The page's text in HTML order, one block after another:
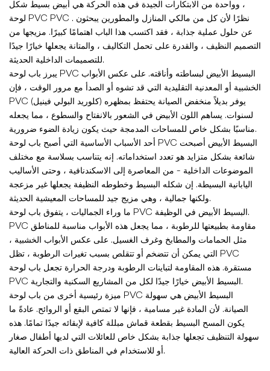
، وواحدة من الابتكارات الجيدة في هذه الحركة هي أبيض بسيط شكل
لوحة PVC PVC . نظرًا لأن كل من مالكي المنازل والمطورين يبحثون
عن حلول عملية جذابة ، فقد اكتسب هذا الباب اهتمامًا كبيرًا. مزيجها من
التصميم النظيف ، والقدرة على تحمل التكاليف ، والمتانة يجعلها خيارًا جيدًا
للتصميمات الداخلية الحديثة.
يبرز باب لوحة PVC البسيط الأبيض لبساطته وأناقته. على عكس الأبواب
الخشبية أو المعدنية التقليدية التي قد تشوه أو الصدأ مع مرور الوقت ، فإن
PVC (كلوريد البولي فينيل) يوفر بديلاً منخفض الصيانة يحتفظ بمظهره
لسنوات. يساهم اللون الأبيض في الشعور بالانفتاح والسطوع ، مما يجعله
مناسبًا بشكل خاص للمساحات المدمجة حيث يكون زيادة الضوء ضرورية.
أحد الأسباب الأساسية التي أصبح باب لوحة PVC البسيط الأبيض أصبحت
شائعة بشكل متزايد هو تعدد استخداماته. إنه يتناسب بسلاسة مع مختلف
الموضوعات الداخلية - من المعاصرة إلى الاسكندنافية ، وحتى الأساليب
اليابانية البسيطة. إن شكله البسيط وخطوطه النظيفة يجعلها غير مزعجة
ولكنها جمالية ، وهي مزيج جيد للمساحات المعيشية الحديثة.
ما وراء الجماليات ، يتفوق باب لوحة PVC البسيط الأبيض في الوظيفة.
PVC مقاومة بطبيعتها للرطوبة ، مما يجعل هذه الأبواب مناسبة للمناطق
مثل الحمامات والمطابخ وغرف الغسيل. على عكس الأبواب الخشبية ،
التي يمكن أن تتضخم أو تتقلص بسبب تغيرات الرطوبة ، تظل PVC
مستقرة. هذه المقاومة لتباينات الرطوبة ودرجة الحرارة تجعل باب لوحة
PVC البسيط الأبيض خيارًا جيدًا لكل من المشاريع السكنية والتجارية.
ميزة رئيسية أخرى من باب لوحة PVC البسيط الأبيض هي سهولة
الصيانة. لأن المادة غير مسامية ، فإنها لا تمتص البقع أو الروائح. عادةً ما
يكون المسح البسيط بقطعة قماش مبللة كافية لإبقائه جيدًا تمامًا. هذه
سهولة التنظيف تجعلها جذابة بشكل خاص للعائلات التي لديها أطفال صغار
أو للاستخدام في المناطق ذات الحركة العالية.